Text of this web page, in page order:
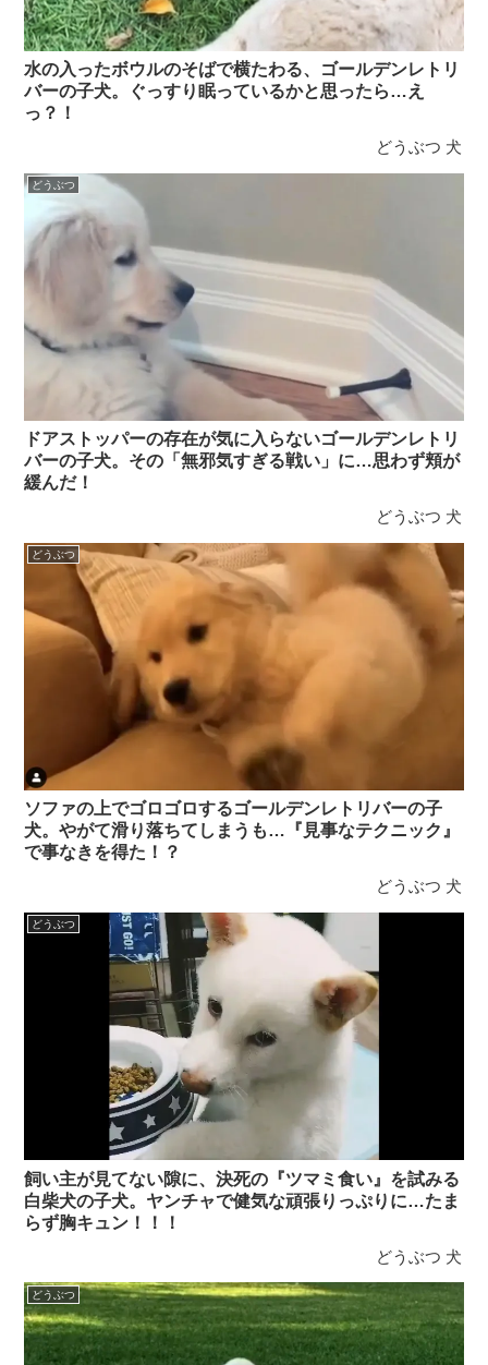
水の入ったボウルのそばで横たわる、ゴールデンレトリ
バーの子犬。ぐっすり眠っているかと思ったら…え
っ？！
どうぶつ 犬
どうぶつ
ドアストッパーの存在が気に入らないゴールデンレトリ
バーの子犬。その「無邪気すぎる戦い」に…思わず頬が
緩んだ！
どうぶつ 犬
どうぶつ
ソファの上でゴロゴロするゴールデンレトリバーの子
犬。やがて滑り落ちてしまうも…『見事なテクニック』
で事なきを得た！？
どうぶつ 犬
どうぶつ
飼い主が見てない隙に、決死の『ツマミ食い』を試みる
白柴犬の子犬。ヤンチャで健気な頑張りっぷりに…たま
らず胸キュン！！！
どうぶつ 犬
どうぶつ